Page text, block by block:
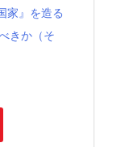
家』を造る
きか（そ